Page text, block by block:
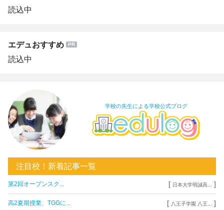
読込中
エデュおすすめ
読込中
学校の先生による学校公式ブログ
注目校！新着記事一覧
第2回オープンスク... [ 日本大学明誠高... ]
高2夏期授業、TGGに... [ 八王子学園 八王... ]